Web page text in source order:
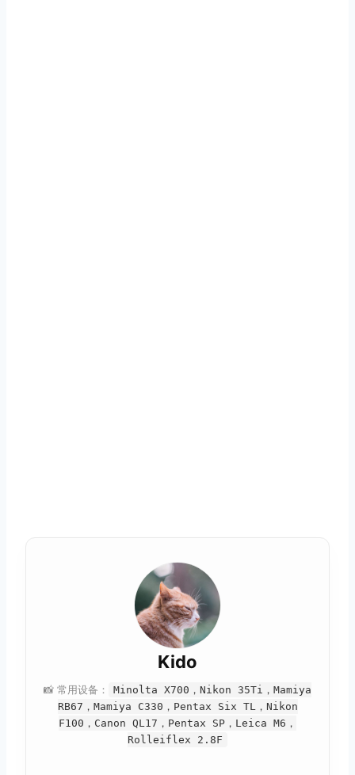
Kido
📸 常用设备：
Minolta X700，Nikon 35Ti，Mamiya
RB67，Mamiya C330，Pentax Six TL，Nikon
F100，Canon QL17，Pentax SP，Leica M6，
Rolleiflex 2.8F